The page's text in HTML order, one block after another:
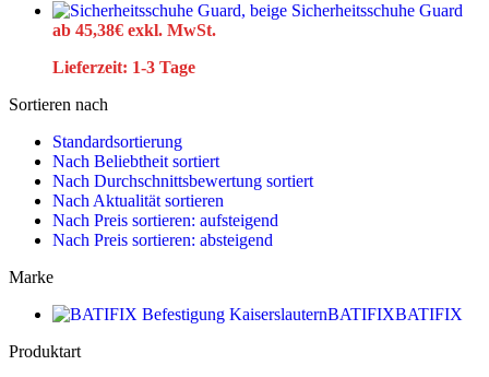
Sicherheitsschuhe Guard
ab 45,38€ exkl. MwSt.
Lieferzeit: 1-3 Tage
Sortieren nach
Standardsortierung
Nach Beliebtheit sortiert
Nach Durchschnittsbewertung sortiert
Nach Aktualität sortieren
Nach Preis sortieren: aufsteigend
Nach Preis sortieren: absteigend
Marke
BATIFIXBATIFIX
Produktart